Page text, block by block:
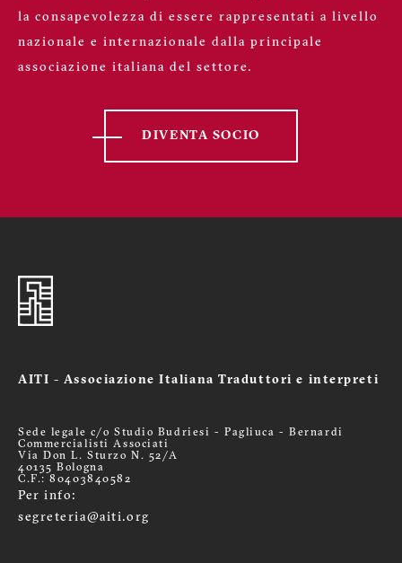
la consapevolezza di essere rappresentati a livello
nazionale e internazionale dalla principale
associazione italiana del settore.
DIVENTA SOCIO
AITI - Associazione Italiana Traduttori e interpreti
Sede legale c/o Studio Budriesi - Pagliuca - Bernardi
Commercialisti Associati
Via Don L. Sturzo N. 52/A
40135 Bologna
C.F.: 80403840582
Per info:
segreteria@aiti.org